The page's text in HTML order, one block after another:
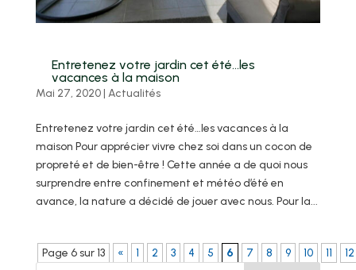
Entretenez votre jardin cet été…les
vacances à la maison
Mai 27, 2020| Actualités
Entretenez votre jardin cet été…les vacances à la
maison Pour apprécier vivre chez soi dans un cocon de
propreté et de bien-être ! Cette année a de quoi nous
surprendre entre confinement et météo d’été en
avance, la nature a décidé de jouer avec nous. Pour la...
Page 6 sur 13 « 1 2 3 4 5 6 7 8 9 10 11
12